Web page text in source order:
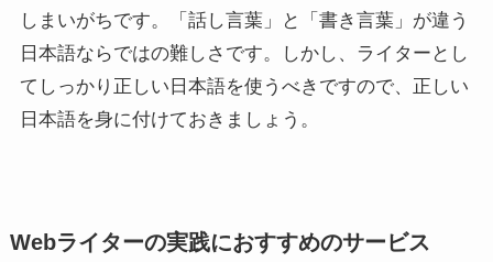
しまいがちです。「話し言葉」と「書き言葉」が違う
日本語ならではの難しさです。しかし、ライターとし
てしっかり正しい日本語を使うべきですので、正しい
日本語を身に付けておきましょう。
Webライターの実践におすすめのサービス